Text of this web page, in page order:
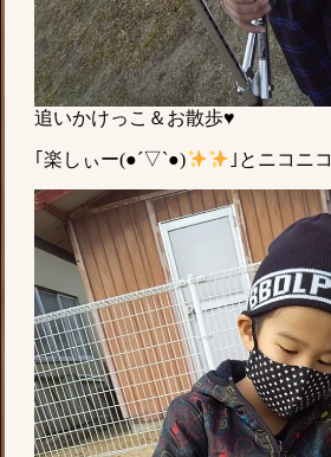
追いかけっこ＆お散歩♥
｢楽しぃー(●︎´▽︎`●︎) ｣とニコニコ